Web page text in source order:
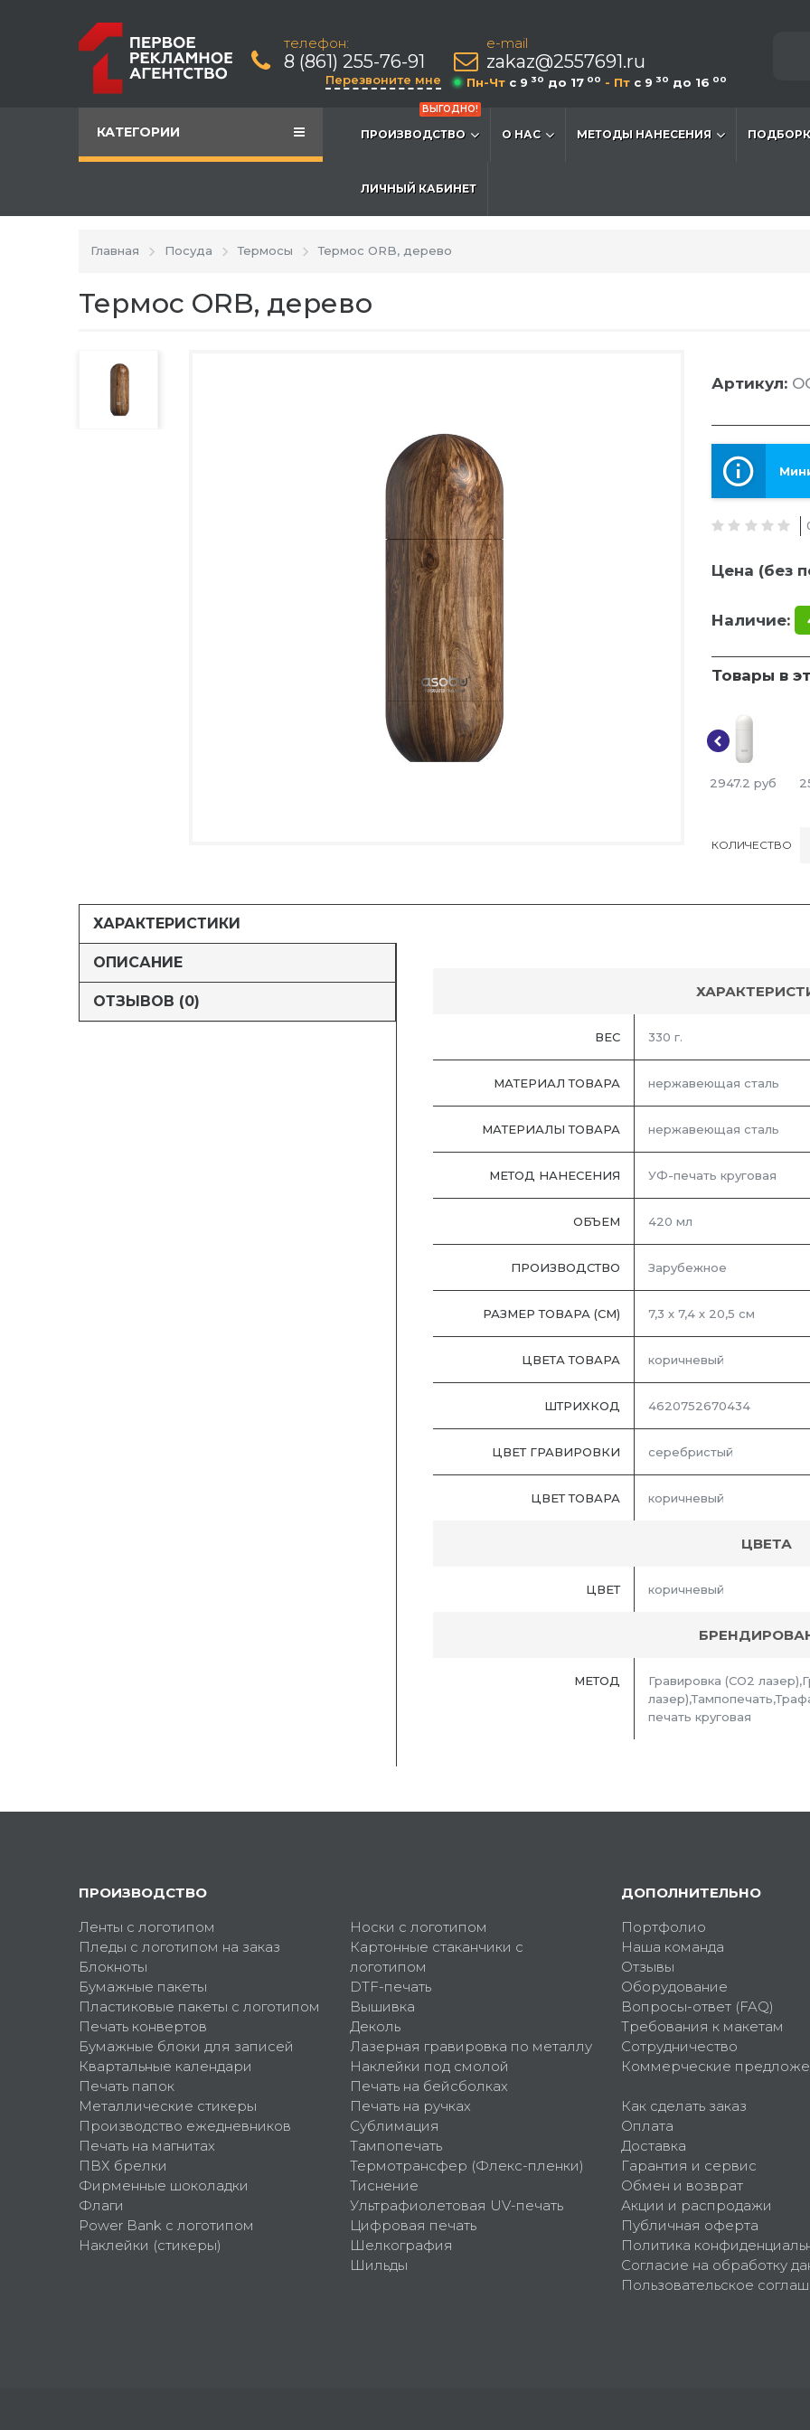
телефон:
8 (861) 255-76-91
Перезвоните мне
e-mail
zakaz@2557691.ru
Пн-Чт c 9 30 до 17 00 - Пт c 9 30 до 16 00
КАТЕГОРИИ
ВЫГОДНО!
ПРОИЗВОДСТВО О НАС МЕТОДЫ НАНЕСЕНИЯ
ЛИЧНЫЙ КАБИНЕТ
Главная Посуда Термосы Термос ORB, дерево
Термос ORB, дерево
Артикул:
Цена (без
Наличие:
Товары в
2947.2 руб
КОЛИЧЕСТВО
ХАРАКТЕРИСТИКИ
ОПИСАНИЕ
ОТЗЫВОВ (0)
ВЕС 330 г.
МАТЕРИАЛ ТОВАРА нержавеющая сталь
МАТЕРИАЛЫ ТОВАРА нержавеющая cталь
МЕТОД НАНЕСЕНИЯ УФ-печать круговая
ОБЪЕМ 420 мл
ПРОИЗВОДСТВО Зарубежное
РАЗМЕР ТОВАРА (СМ) 7,3 х 7,4 х 20,5 см
ЦВЕТА ТОВАРА коричневый
ШТРИХКОД 4620752670434
ЦВЕТ ГРАВИРОВКИ серебристый
ЦВЕТ ТОВАРА коричневый
ЦВЕТА
ЦВЕТ коричневый
МЕТОД
Гравировка (CO2
печать круговая
ПРОИЗВОДСТВО
Ленты с логотипом
Пледы с логотипом на заказ
Блокноты
Бумажные пакеты
Пластиковые пакеты с логотипом
Печать конвертов
Бумажные блоки для записей
Квартальные календари
Печать папок
Металлические стикеры
Производство ежедневников
Печать на магнитах
ПВХ брелки
Фирменные шоколадки
Флаги
Power Bank с логотипом
Наклейки (стикеры)
Носки с логотипом
Картонные стаканчики с
логотипом
DTF-печать
Вышивка
Деколь
Лазерная гравировка по металлу
Наклейки под смолой
Печать на бейсболках
Печать на ручках
Сублимация
Тампопечать
Термотрансфер (Флекс-пленки)
Тиснение
Ультрафиолетовая UV-печать
Цифровая печать
Шелкография
Шильды
ДОПОЛНИТЕЛЬНО
Портфолио
Наша команда
Отзывы
Оборудование
Вопросы-ответ (FAQ)
Требования к макетам
Сотрудничество
Коммерческие
Как сделать заказ
Оплата
Доставка
Гарантия и сервис
Обмен и возврат
Акции и распродажи
Публичная оферта
Политика
Согласие на обработку
Пользовательское